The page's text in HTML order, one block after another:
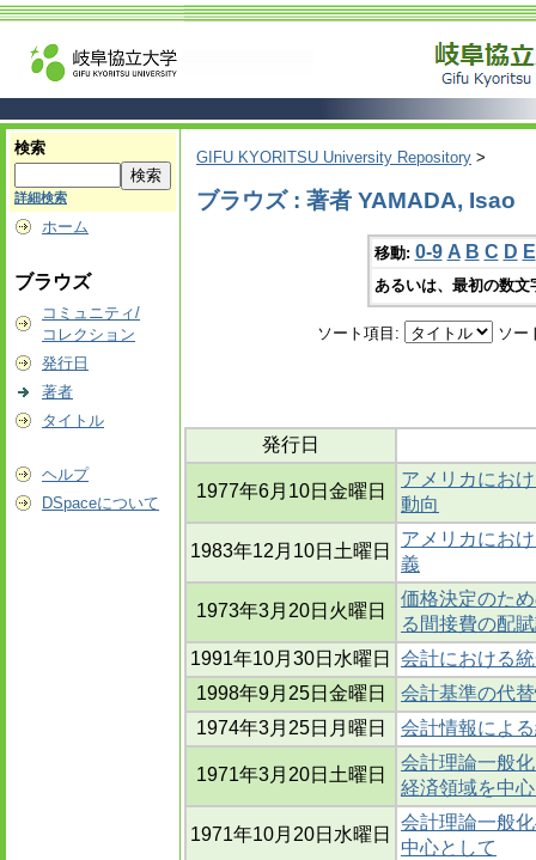
検索
詳細検索
ホーム
ブラウズ
コミュニティ/
コレクション
発行日
著者
タイトル
ヘルプ
DSpaceについて
GIFU KYORITSU University Repository >
ブラウズ : 著者 YAMADA, Isao
移動: 0-9 A B C D E
あるいは、最初の数
ソート項目: ソー
発行日
1977年6月10日金曜日
アメリカにお
動向
1983年12月10日土曜日
アメリカにお
義
1973年3月20日火曜日
価格決定のた
る間接費の配
1991年10月30日水曜日
会計における
1998年9月25日金曜日
会計基準の代
1974年3月25日月曜日
会計情報によ
1971年3月20日土曜日
会計理論一般
経済領域を中
1971年10月20日水曜日
会計理論一般
中心として